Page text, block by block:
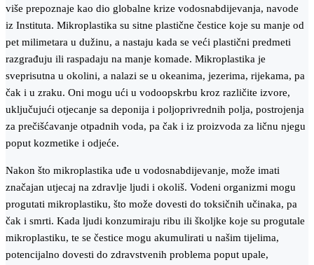
više prepoznaje kao dio globalne krize vodosnabdijevanja, navode
iz Instituta. Mikroplastika su sitne plastične čestice koje su manje od
pet milimetara u dužinu, a nastaju kada se veći plastični predmeti
razgrađuju ili raspadaju na manje komade. Mikroplastika je
sveprisutna u okolini, a nalazi se u okeanima, jezerima, rijekama, pa
čak i u zraku. Oni mogu ući u vodoopskrbu kroz različite izvore,
uključujući otjecanje sa deponija i poljoprivrednih polja, postrojenja
za prečišćavanje otpadnih voda, pa čak i iz proizvoda za ličnu njegu
poput kozmetike i odjeće.
Nakon što mikroplastika uđe u vodosnabdijevanje, može imati
značajan utjecaj na zdravlje ljudi i okoliš. Vodeni organizmi mogu
progutati mikroplastiku, što može dovesti do toksičnih učinaka, pa
čak i smrti. Kada ljudi konzumiraju ribu ili školjke koje su progutale
mikroplastiku, te se čestice mogu akumulirati u našim tijelima,
potencijalno dovesti do zdravstvenih problema poput upale,